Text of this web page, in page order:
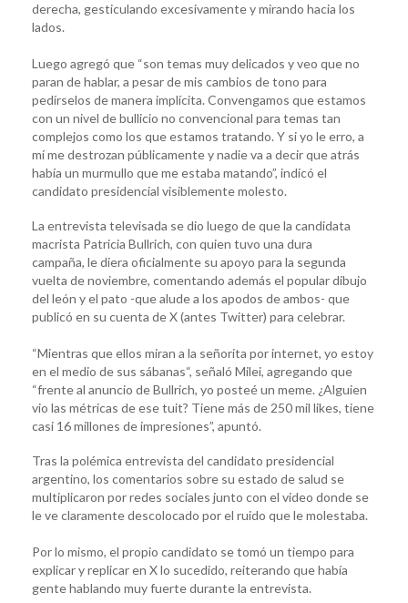
derecha, gesticulando excesivamente y mirando hacia los
lados.
Luego agregó que “son temas muy delicados y veo que no
paran de hablar, a pesar de mis cambios de tono para
pedírselos de manera implícita. Convengamos que estamos
con un nivel de bullicio no convencional para temas tan
complejos como los que estamos tratando. Y si yo le erro, a
mí me destrozan públicamente y nadie va a decir que atrás
había un murmullo que me estaba matando”, indicó el
candidato presidencial visiblemente molesto.
La entrevista televisada se dio luego de que la candidata
macrista Patricia Bullrich, con quien tuvo una dura
campaña, le diera oficialmente su apoyo para la segunda
vuelta de noviembre, comentando además el popular dibujo
del león y el pato -que alude a los apodos de ambos- que
publicó en su cuenta de X (antes Twitter) para celebrar.
“Mientras que ellos miran a la señorita por internet, yo estoy
en el medio de sus sábanas“, señaló Milei, agregando que
“frente al anuncio de Bullrich, yo posteé un meme. ¿Alguien
vio las métricas de ese tuit? Tiene más de 250 mil likes, tiene
casi 16 millones de impresiones”, apuntó.
Tras la polémica entrevista del candidato presidencial
argentino, los comentarios sobre su estado de salud se
multiplicaron por redes sociales junto con el video donde se
le ve claramente descolocado por el ruido que le molestaba.
Por lo mismo, el propio candidato se tomó un tiempo para
explicar y replicar en X lo sucedido, reiterando que había
gente hablando muy fuerte durante la entrevista.